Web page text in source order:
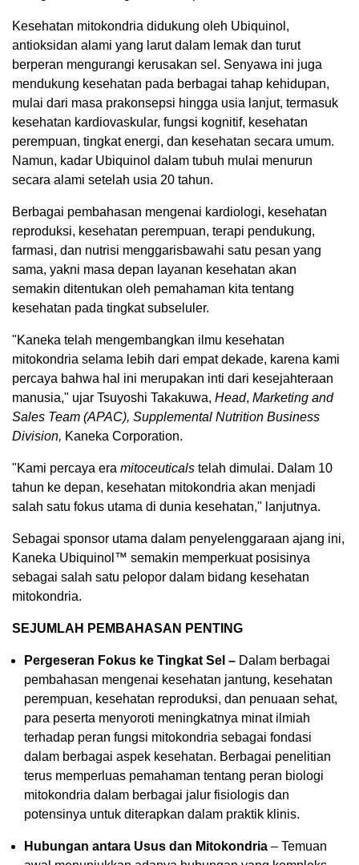
Kesehatan mitokondria didukung oleh Ubiquinol,
antioksidan alami yang larut dalam lemak dan turut
berperan mengurangi kerusakan sel. Senyawa ini juga
mendukung kesehatan pada berbagai tahap kehidupan,
mulai dari masa prakonsepsi hingga usia lanjut, termasuk
kesehatan kardiovaskular, fungsi kognitif, kesehatan
perempuan, tingkat energi, dan kesehatan secara umum.
Namun, kadar Ubiquinol dalam tubuh mulai menurun
secara alami setelah usia 20 tahun.
Berbagai pembahasan mengenai kardiologi, kesehatan
reproduksi, kesehatan perempuan, terapi pendukung,
farmasi, dan nutrisi menggarisbawahi satu pesan yang
sama, yakni masa depan layanan kesehatan akan
semakin ditentukan oleh pemahaman kita tentang
kesehatan pada tingkat subseluler.
"Kaneka telah mengembangkan ilmu kesehatan
mitokondria selama lebih dari empat dekade, karena kami
percaya bahwa hal ini merupakan inti dari kesejahteraan
manusia," ujar Tsuyoshi Takakuwa, Head, Marketing and
Sales Team (APAC), Supplemental Nutrition Business
Division, Kaneka Corporation.
"Kami percaya era mitoceuticals telah dimulai. Dalam 10
tahun ke depan, kesehatan mitokondria akan menjadi
salah satu fokus utama di dunia kesehatan," lanjutnya.
Sebagai sponsor utama dalam penyelenggaraan ajang ini,
Kaneka Ubiquinol™ semakin memperkuat posisinya
sebagai salah satu pelopor dalam bidang kesehatan
mitokondria.
SEJUMLAH PEMBAHASAN PENTING
Pergeseran Fokus ke Tingkat Sel – Dalam berbagai
pembahasan mengenai kesehatan jantung, kesehatan
perempuan, kesehatan reproduksi, dan penuaan sehat,
para peserta menyoroti meningkatnya minat ilmiah
terhadap peran fungsi mitokondria sebagai fondasi
dalam berbagai aspek kesehatan. Berbagai penelitian
terus memperluas pemahaman tentang peran biologi
mitokondria dalam berbagai jalur fisiologis dan
potensinya untuk diterapkan dalam praktik klinis.
Hubungan antara Usus dan Mitokondria – Temuan